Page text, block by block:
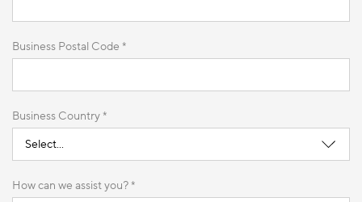
Business Postal Code *
Business Country *
How can we assist you? *